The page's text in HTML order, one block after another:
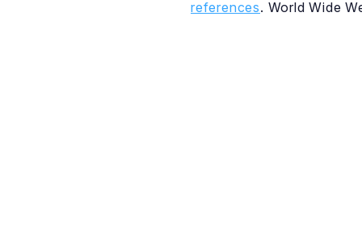
references. World Wide